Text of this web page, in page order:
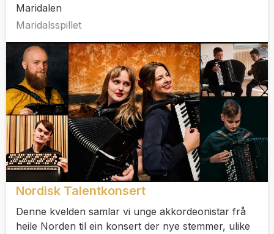
Maridalen
Maridalsspillet
Nordisk Talentkonsert
Denne kvelden samlar vi unge akkordeonistar frå
heile Norden til ein konsert der nye stemmer, ulike